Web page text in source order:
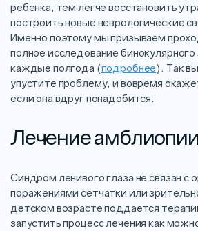
ребенка, тем легче восстановить
построить новые неврологические
Именно поэтому мы призываем
полное исследование
каждые полгода (подробнее). Так
упустите проблему, и вовремя
если она вдруг понадобится.
Лечение
Синдром ленивого глаза не связан с
поражениями сетчатки или
детском возрасте поддается
запустить процесс лечения как